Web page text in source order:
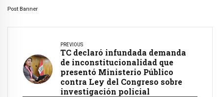
Post Banner
PREVIOUS
TC declaró infundada demanda
de inconstitucionalidad que
presentó Ministerio Público
contra Ley del Congreso sobre
investigación policial